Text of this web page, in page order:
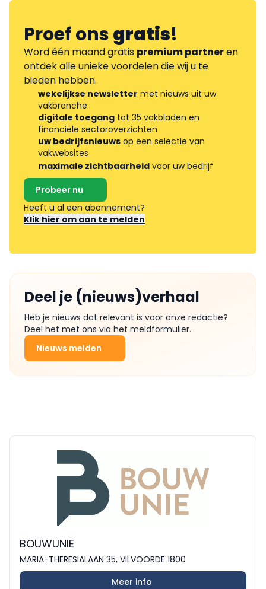
Proef onsgratis!
Word één maand gratis premium partneren
ontdek alle unieke voordelen die wij u te
bieden hebben.
wekelijkse newsletter met nieuws uit uw
vakbranche
digitale toegang tot 35 vakbladen en
financiële sectoroverzichten
uw bedrijfsnieuws op een selectie van
vakwebsites
maximale zichtbaarheid voor uw bedrijf
Probeer nu
Heeft u al een abonnement?
Klik hier om aan te melden
Deel je (nieuws)verhaal
Heb je nieuws dat relevant is voor onze redactie?
Deel het met ons via het meldformulier.
Nieuws melden
BOUWUNIE
MARIA-THERESIALAAN 35, VILVOORDE 1800
Meer info